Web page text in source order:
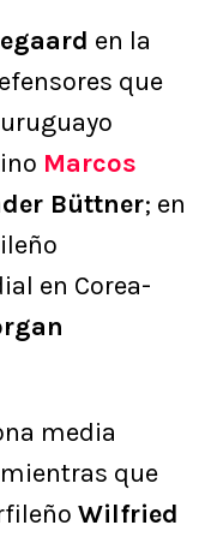
en la
que
Marcos
Büttner; en
en Corea-
media
que
Wilfried